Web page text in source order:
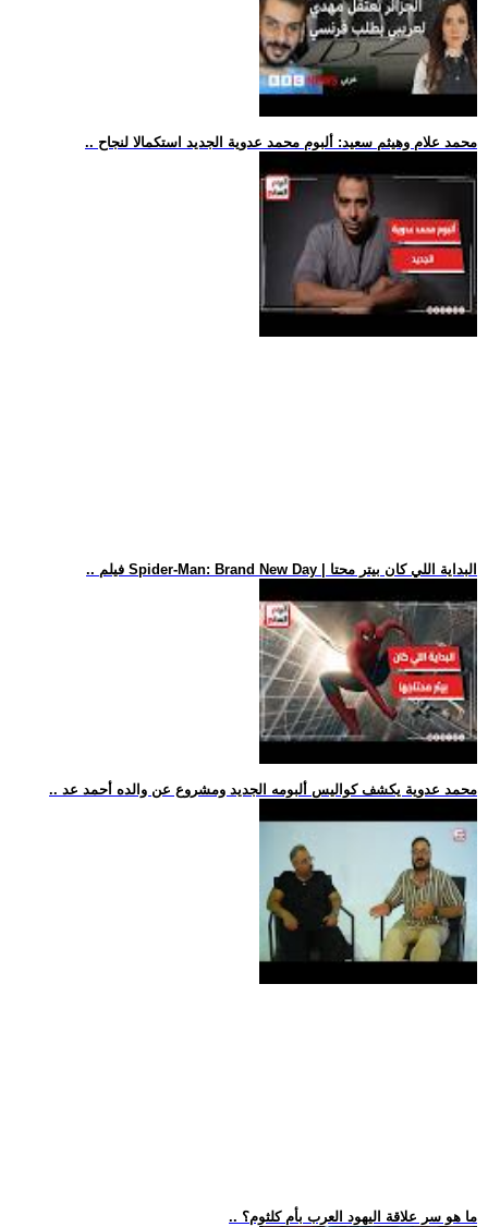
.. محمد علام وهيثم سعيد: ألبوم محمد عدوية الجديد استكمالا لنجاح
.. فيلم Spider-Man: Brand New Day | البداية اللي كان بيتر محتا
.. محمد عدوية يكشف كواليس ألبومه الجديد ومشروع عن والده أحمد عد
.. ما هو سر علاقة اليهود العرب بأم كلثوم؟